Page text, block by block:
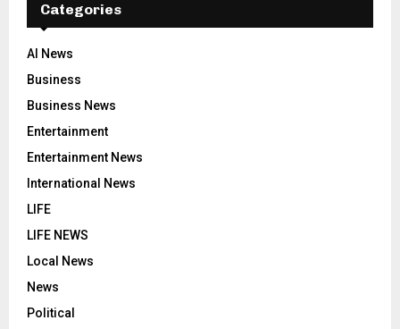
Categories
AI News
Business
Business News
Entertainment
Entertainment News
International News
LIFE
LIFE NEWS
Local News
News
Political